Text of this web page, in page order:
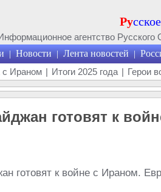
Русское
агентство
| Новости | Лента новостей |
Ираном | Итоги 2025 года | Герои
готовят к